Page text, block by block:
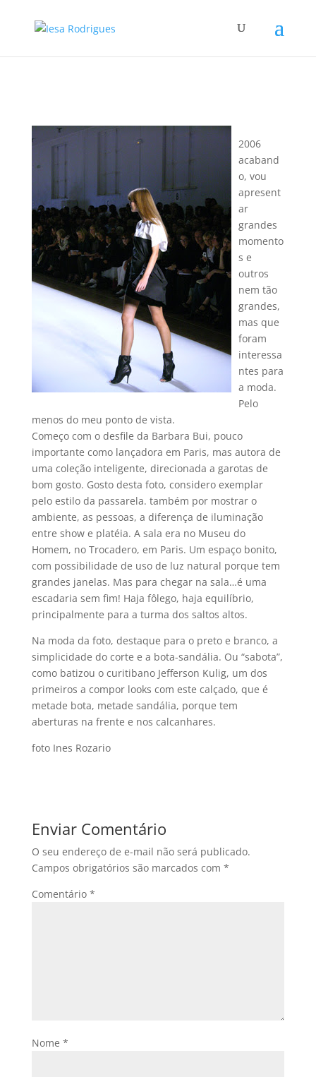
2006
acaband
o, vou
apresent
ar
grandes
momento
s e
outros
nem tão
grandes,
mas que
foram
interessa
ntes para
a moda.
Pelo
menos do meu ponto de vista.
Começo com o desfile da Barbara Bui, pouco
importante como lançadora em Paris, mas autora de
uma coleção inteligente, direcionada a garotas de
bom gosto. Gosto desta foto, considero exemplar
pelo estilo da passarela. também por mostrar o
ambiente, as pessoas, a diferença de iluminação
entre show e platéia. A sala era no Museu do
Homem, no Trocadero, em Paris. Um espaço bonito,
com possibilidade de uso de luz natural porque tem
grandes janelas. Mas para chegar na sala…é uma
escadaria sem fim! Haja fôlego, haja equilí­brio,
principalmente para a turma dos saltos altos.
Na moda da foto, destaque para o preto e branco, a
simplicidade do corte e a bota-sandália. Ou “sabota”,
como batizou o curitibano Jefferson Kulig, um dos
primeiros a compor looks com este calçado, que é
metade bota, metade sandália, porque tem
aberturas na frente e nos calcanhares.
foto Ines Rozario
Enviar Comentário
O seu endereço de e-mail não será publicado.
Campos obrigatórios são marcados com *
Comentário *
Nome *